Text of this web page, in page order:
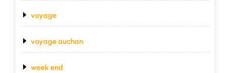
voyage
voyage auchan
week end